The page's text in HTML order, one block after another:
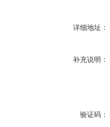
详细地址：
补充说明：
验证码：